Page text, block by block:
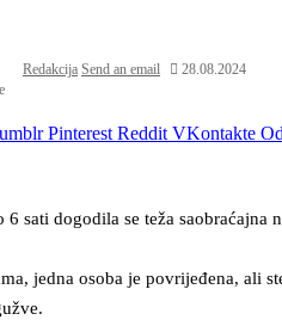
Redakcija Send an email
28.08.2024
Pinterest Reddit VKontakte
6 sati dogodila se teža
jedna osoba je povrijeđena, ali